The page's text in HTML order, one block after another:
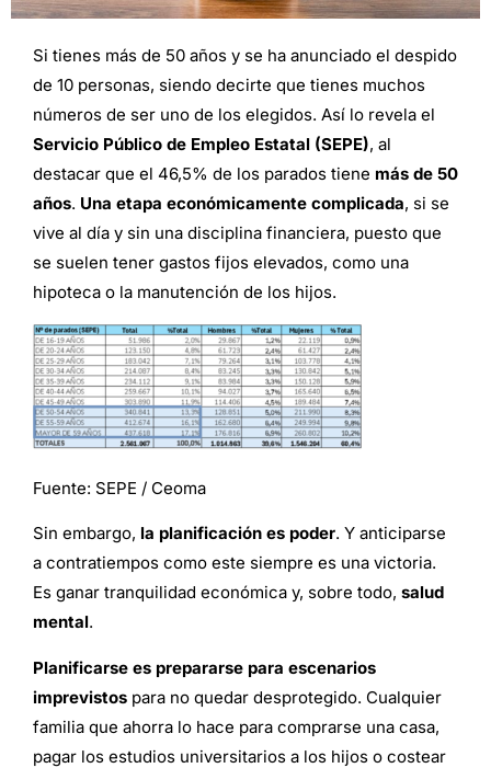
Si tienes más de 50 años y se ha anunciado el despido
de 10 personas, siendo decirte que tienes muchos
números de ser uno de los elegidos. Así lo revela el
Servicio Público de Empleo Estatal (SEPE), al
destacar que el 46,5% de los parados tiene más de 50
años. Una etapa económicamente complicada, si se
vive al día y sin una disciplina financiera, puesto que
se suelen tener gastos fijos elevados, como una
hipoteca o la manutención de los hijos.
Fuente: SEPE / Ceoma
Sin embargo, la planificación es poder. Y anticiparse
a contratiempos como este siempre es una victoria.
Es ganar tranquilidad económica y, sobre todo, salud
mental.
Planificarse es prepararse para escenarios
imprevistos para no quedar desprotegido. Cualquier
familia que ahorra lo hace para comprarse una casa,
pagar los estudios universitarios a los hijos o costear